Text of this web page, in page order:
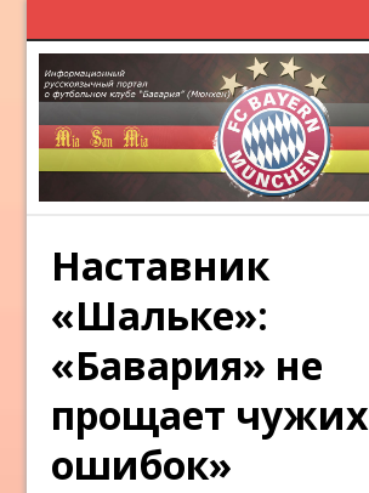
Наставник
«Шальке»:
«Бавария» не
прощает чужих
ошибок»